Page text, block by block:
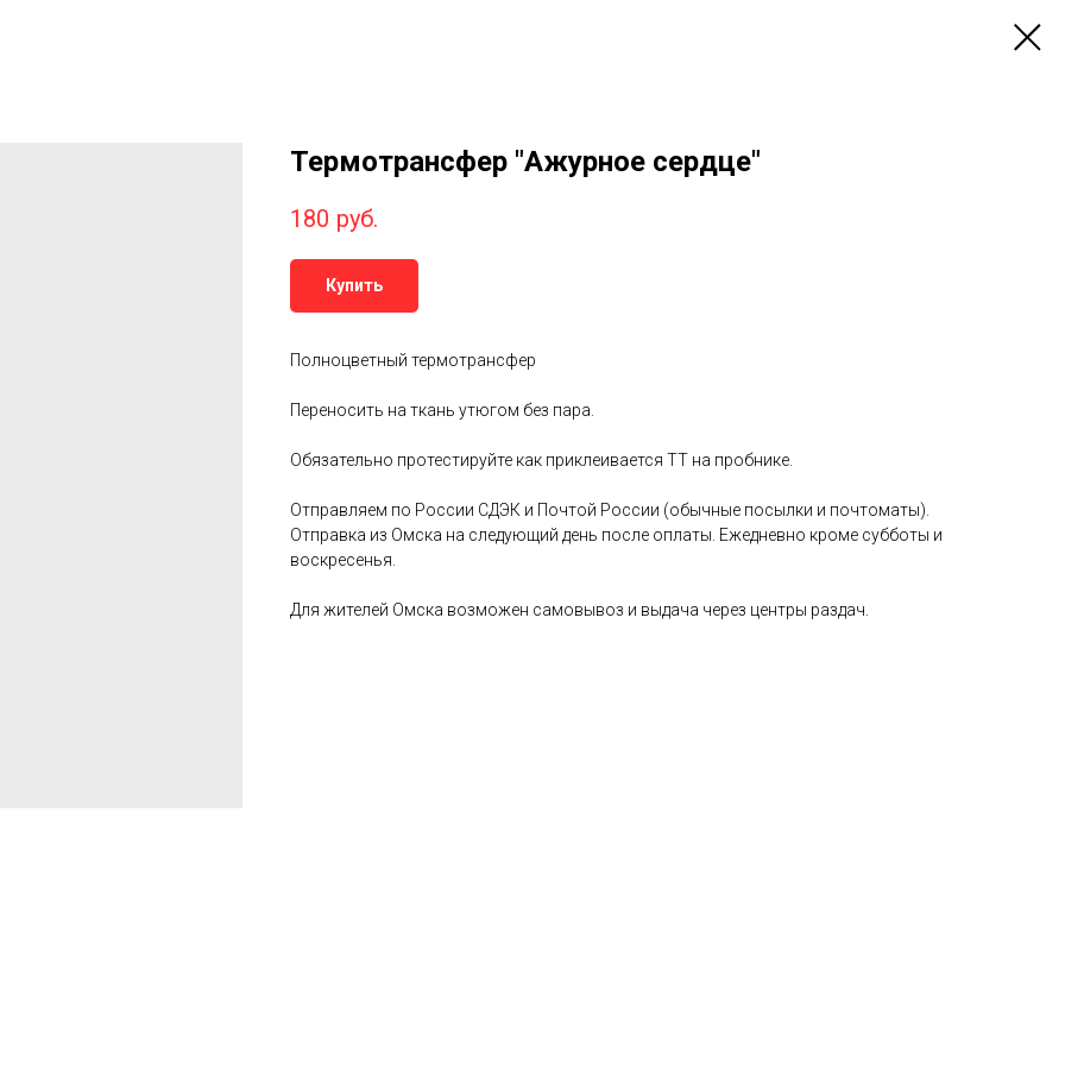
Термотрансфер "Ажурное сердце"
180 руб.
Купить
Полноцветный термотрансфер
Переносить на ткань утюгом без пара.
Обязательно протестируйте как приклеивается ТТ на пробнике.
Отправляем по России СДЭК и Почтой России (обычные посылки и почтоматы).
Отправка из Омска на следующий день после оплаты. Ежедневно кроме субботы и
воскресенья.
Для жителей Омска возможен самовывоз и выдача через центры раздач.